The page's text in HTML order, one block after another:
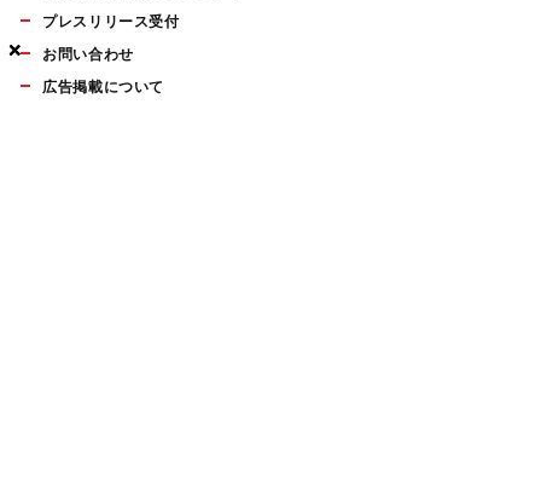
×
×
×
プレスリリース受付
お問い合わせ
広告掲載について